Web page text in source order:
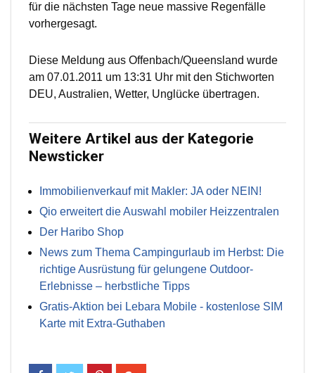
für die nächsten Tage neue massive Regenfälle
vorhergesagt.
Diese Meldung aus Offenbach/Queensland wurde
am 07.01.2011 um 13:31 Uhr mit den Stichworten
DEU, Australien, Wetter, Unglücke übertragen.
Weitere Artikel aus der Kategorie
Newsticker
Immobilienverkauf mit Makler: JA oder NEIN!
Qio erweitert die Auswahl mobiler Heizzentralen
Der Haribo Shop
News zum Thema Campingurlaub im Herbst: Die
richtige Ausrüstung für gelungene Outdoor-
Erlebnisse – herbstliche Tipps
Gratis-Aktion bei Lebara Mobile - kostenlose SIM
Karte mit Extra-Guthaben